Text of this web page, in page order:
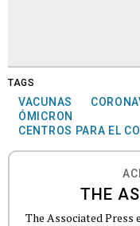
TAGS
VACUNAS
ÓMICRON
CENTROS PARA EL
THE
The Associated Press